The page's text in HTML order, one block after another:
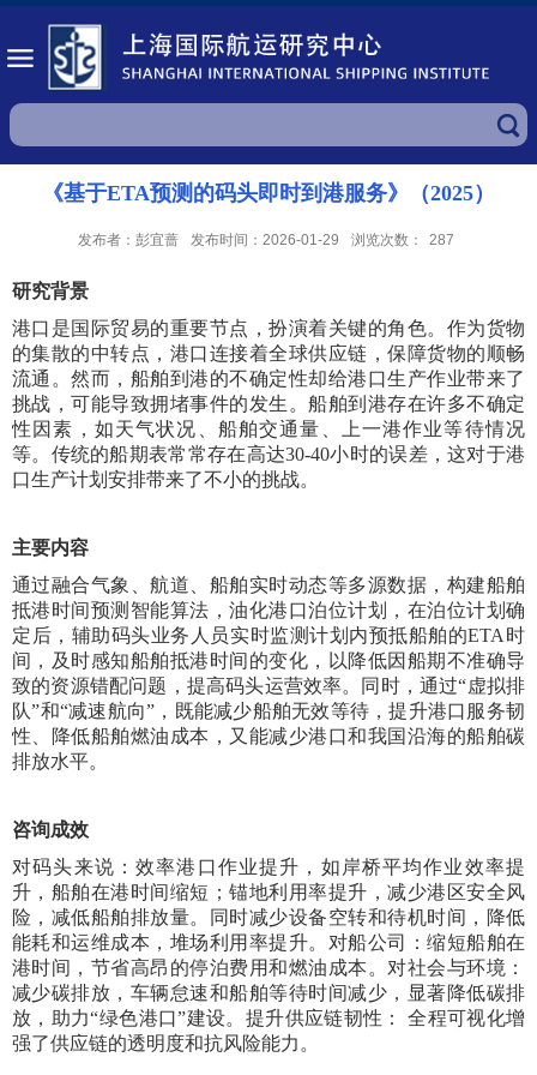
《基于ETA预测的码头即时到港服务》（2025）
发布者：彭宜蔷 发布时间：2026-01-29 浏览次数： 287
研究背景
港口是国际贸易的重要节点，扮演着关键的角色。作为货物
的集散的中转点，港口连接着全球供应链，保障货物的顺畅
流通。然而，船舶到港的不确定性却给港口生产作业带来了
挑战，可能导致拥堵事件的发生。船舶到港存在许多不确定
性因素，如天气状况、船舶交通量、上一港作业等待情况
等。传统的船期表常常存在高达30-40小时的误差，这对于港
口生产计划安排带来了不小的挑战。
主要内容
通过融合气象、航道、船舶实时动态等多源数据，构建船舶
抵港时间预测智能算法，油化港口泊位计划，在泊位计划确
定后，辅助码头业务人员实时监测计划内预抵船舶的ETA时
间，及时感知船舶抵港时间的变化，以降低因船期不准确导
致的资源错配问题，提高码头运营效率。同时，通过“虚拟排
队”和“减速航向”，既能减少船舶无效等待，提升港口服务韧
性、降低船舶燃油成本，又能减少港口和我国沿海的船舶碳
排放水平。
咨询成效
对码头来说：效率港口作业提升，如岸桥平均作业效率提
升，船舶在港时间缩短；锚地利用率提升，减少港区安全风
险，减低船舶排放量。同时减少设备空转和待机时间，降低
能耗和运维成本，堆场利用率提升。对船公司：缩短船舶在
港时间，节省高昂的停泊费用和燃油成本。对社会与环境：
减少碳排放，车辆怠速和船舶等待时间减少，显著降低碳排
放，助力“绿色港口”建设。提升供应链韧性： 全程可视化增
强了供应链的透明度和抗风险能力。